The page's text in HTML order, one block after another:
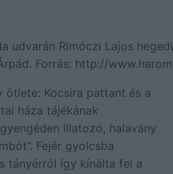
udvarán Rimóczi Lajos
Forrás: http://
ötlete: Kocsira pattant és a
háza tájékának
illatozó, halavány
Fejér gyolcsba
tányérról így kínálta fel a